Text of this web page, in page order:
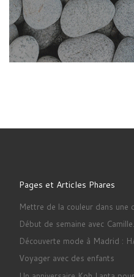
Pages et Articles Phares
Mettre de la couleur dans une
Début de semaine avec
Découverte mode à Madrid :
Voyager avec des enfants